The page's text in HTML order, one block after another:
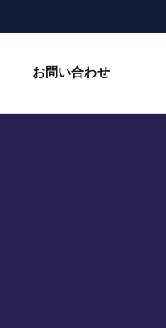
お問い合わせ